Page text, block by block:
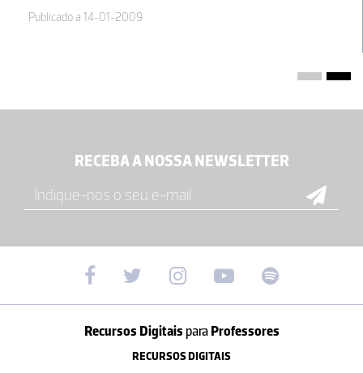
Publicado a 14-01-2009
RECEBA A NOSSA NEWSLETTER
Recursos Digitais paraProfessores
RECURSOS DIGITAIS